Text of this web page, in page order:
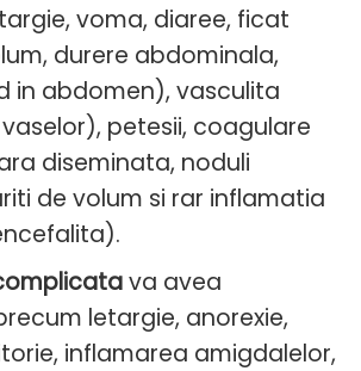
voma, diaree, ficat
durere abdominala,
in abdomen), vasculita
petesii, coagulare
diseminata, noduli
de volum si rar inflamatia
va avea
letargie, anorexie,
inflamarea amigdalelor,